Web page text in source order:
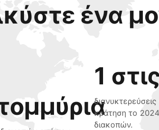
ένα
1
διανυκτερεύσεις
κράτηση το
διακοπών.